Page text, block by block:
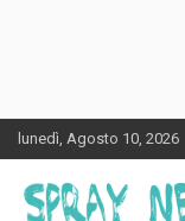
Skip
to
content
lunedì, Agosto 10, 2026